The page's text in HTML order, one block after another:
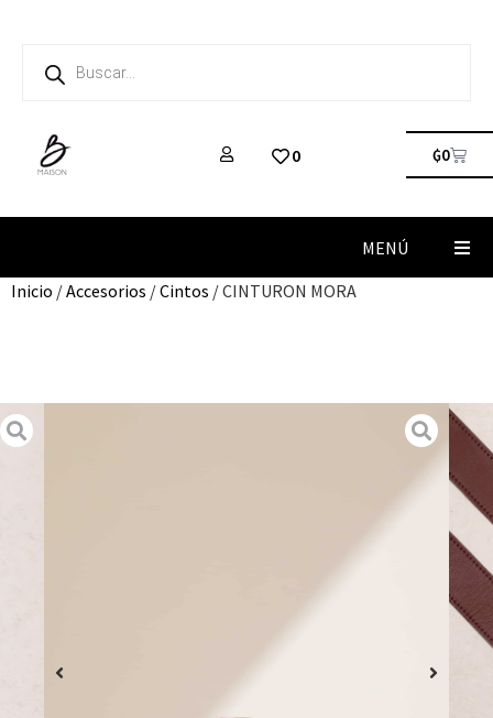
0 ₲0
MENÚ
Inicio /Accesorios /Cintos / CINTURON MORA